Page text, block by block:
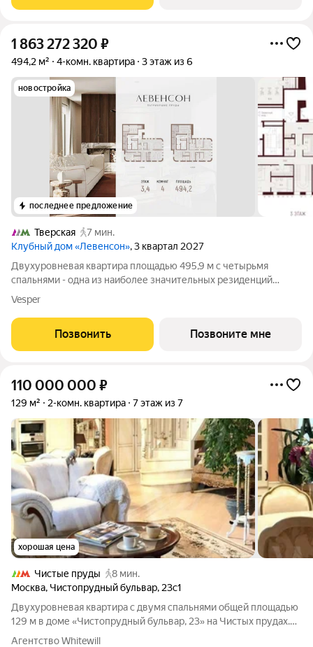
1 863 272 320 ₽
494,2 м² 4-комн. квартира 3 этаж из 6
новостройка
последнее предложение
Тверская
7 мин.
Клубный дом «Левенсон», 3 квартал 2027
Двухуровневая квартира площадью 495,9 м с четырьмя
спальнями - одна из наиболее значительных резиденций
«Левенсона». Окна на четыре стороны света. Первый уровень;
большая зона кухни-столовой, просторная угловая гостиная,
гостевая спальня с
Vesper
Позвонить Позвоните мне
110 000 000 ₽
129 м² 2-комн. квартира 7 этаж из 7
хорошая цена
Чистые пруды
8 мин.
Москва, Чистопрудный бульвар, 23с1
Двухуровневая квартира с двумя спальнями общей площадью
129 м в доме «Чистопрудный бульвар, 23» на Чистых прудах.
Квартира с отделкой в классическом стиле расположена на
Агентство Whitewill